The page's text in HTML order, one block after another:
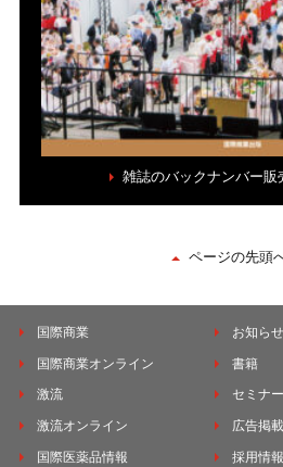
雑誌のバックナンバー販
ページの先頭
国際商業
国際商業オンライン
激流
激流オンライン
国際医薬品情報
お知らせ
書籍
セミナ
広告掲
採用情報